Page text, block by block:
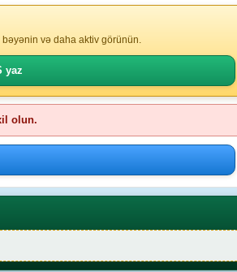
bəyənin və daha aktiv görünün.
yaz
olun.